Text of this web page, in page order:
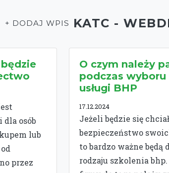
+ DODAJ WPIS KATC -
dla osób
lub
przez
O czym należy
podczas wyboru
usługi BHP
17.12.2024
Jeżeli będzie się
bezpieczeństwo
to bardzo ważne będą
rodzaju szkolenia